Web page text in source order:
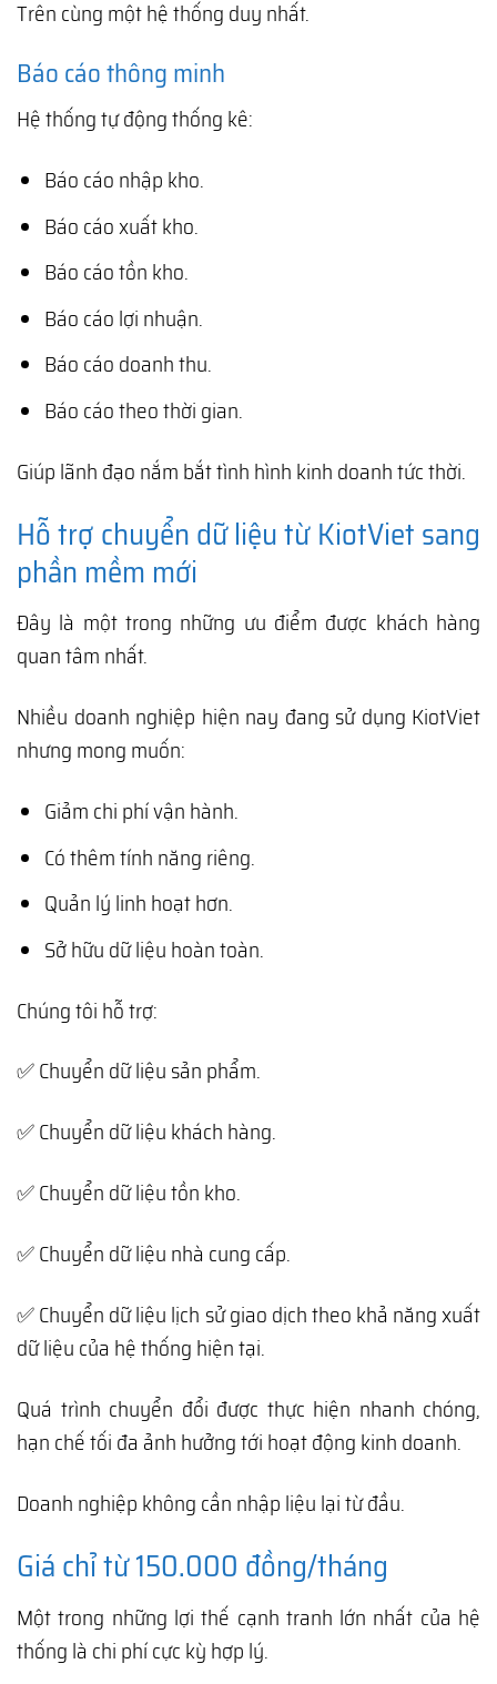
Trên cùng một hệ thống duy nhất.
Báo cáo thông minh
Hệ thống tự động thống kê:
Báo cáo nhập kho.
Báo cáo xuất kho.
Báo cáo tồn kho.
Báo cáo lợi nhuận.
Báo cáo doanh thu.
Báo cáo theo thời gian.
Giúp lãnh đạo nắm bắt tình hình kinh doanh tức thời.
Hỗ trợ chuyển dữ liệu từ KiotViet sang
phần mềm mới
Đây là một trong những ưu điểm được khách hàng
quan tâm nhất.
Nhiều doanh nghiệp hiện nay đang sử dụng KiotViet
nhưng mong muốn:
Giảm chi phí vận hành.
Có thêm tính năng riêng.
Quản lý linh hoạt hơn.
Sở hữu dữ liệu hoàn toàn.
Chúng tôi hỗ trợ:
✅ Chuyển dữ liệu sản phẩm.
✅ Chuyển dữ liệu khách hàng.
✅ Chuyển dữ liệu tồn kho.
✅ Chuyển dữ liệu nhà cung cấp.
✅ Chuyển dữ liệu lịch sử giao dịch theo khả năng xuất
dữ liệu của hệ thống hiện tại.
Quá trình chuyển đổi được thực hiện nhanh chóng,
hạn chế tối đa ảnh hưởng tới hoạt động kinh doanh.
Doanh nghiệp không cần nhập liệu lại từ đầu.
Giá chỉ từ 150.000 đồng/tháng
Một trong những lợi thế cạnh tranh lớn nhất của hệ
thống là chi phí cực kỳ hợp lý.